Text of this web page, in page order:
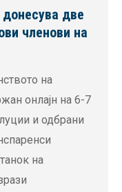
две
членови на
на
онлајн на 6-7
и одбрани
на